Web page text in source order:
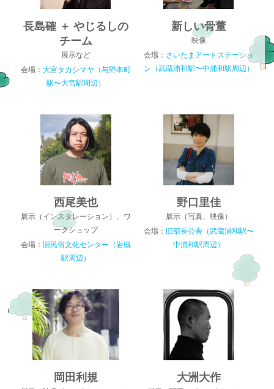
長島確 ＋ やじるしの
チーム
展示など
会場： 大宮タカシマヤ（与野本町
駅〜大宮駅周辺）
新しい骨董
映像
会場： さいたまアートステーショ
ン（武蔵浦和駅〜中浦和駅周辺）
西尾美也
展示（インスタレーション）、ワ
ークショップ
会場：
旧民俗文化センター（岩槻
駅周辺）
野口里佳
展示（写真、映像）
会場：
旧部長公舎（武蔵浦和駅〜
中浦和駅周辺）
岡田利規 大洲大作